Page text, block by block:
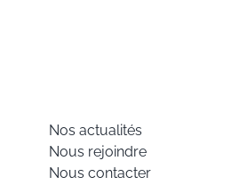
Nos actualités
Nous rejoindre
Nous contacter